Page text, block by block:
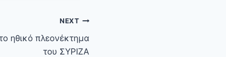
NEXT
ηθικό πλεονέκτημα
του ΣΥΡΙΖΑ